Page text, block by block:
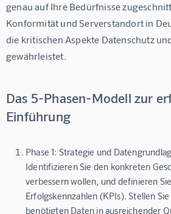
genau auf Ihre Bedürfnisse
Konformität und Serverstandort in
die kritischen Aspekte Datenschutz
gewährleistet.
Das 5-Phasen-Modell zur
Einführung
Phase 1: Strategie und
Identifizieren Sie den konkreten
verbessern wollen, und definieren
Erfolgskennzahlen (KPIs). Stellen Sie
benötigten Daten in ausreichender